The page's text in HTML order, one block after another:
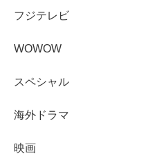
フジテレビ
WOWOW
スペシャル
海外ドラマ
映画